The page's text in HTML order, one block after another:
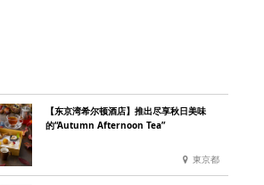
【东京湾希尔顿酒店】推出尽享秋日美味
的“Autumn Afternoon Tea”
東京都